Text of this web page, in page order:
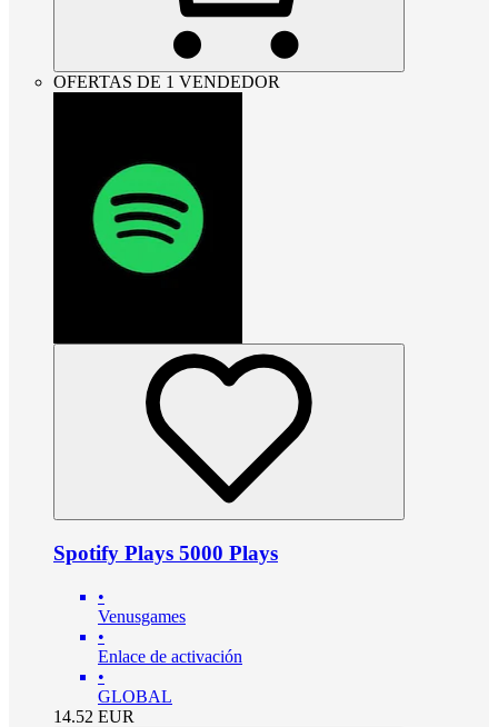
OFERTAS DE 1 VENDEDOR
Spotify Plays 5000 Plays
•
Venusgames
•
Enlace de activación
•
GLOBAL
14.52 EUR